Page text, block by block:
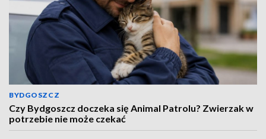
BYDGOSZCZ
Czy Bydgoszcz doczeka się Animal Patrolu? Zwierzak w
potrzebie nie może czekać